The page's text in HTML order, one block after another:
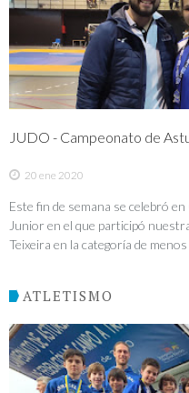
JUDO - Campeonato de
20 ene 2020
Este fin de semana se celebró
Junior en el que participó
Teixeira en la categoría de
ATLETISMO